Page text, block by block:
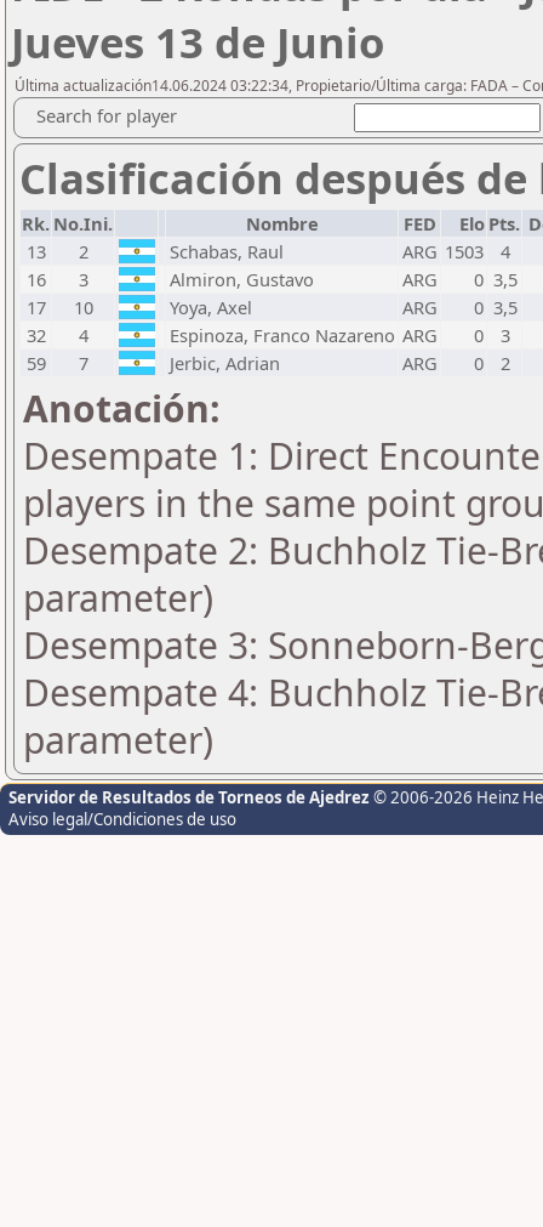
Jueves 13 de Junio
Última actualización14.06.2024 03:22:34, Propietario/Última carga: FADA –
Search for player
Clasificación después
Rk. No.Ini. Nombre FED Elo Pts.
13
2 Schabas, Raul ARG 1503
4
16
3 Almiron, Gustavo ARG 0 3,5
17
10 Yoya, Axel ARG 0 3,5
32
4 Espinoza, Franco Nazareno ARG 0
3
59
7 Jerbic, Adrian ARG 0 2
Anotación:
Desempate 1: Direct
players in the same point
Desempate 2: Buchholz Tie-
parameter)
Desempate 3: Sonneborn-
Desempate 4: Buchholz Tie-
parameter)
Servidor de Resultados de Torneos de Ajedrez © 2006-2026 Heinz
Aviso legal/Condiciones de uso